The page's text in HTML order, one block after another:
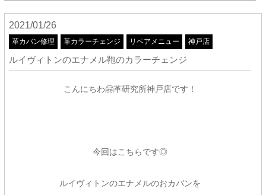
2021/01/26
革カバン修理 革カラーチェンジ リペアメニュー 神戸店
ルイヴィトンのエナメル鞄のカラーチェンジ
こんにちわ🤗革研究所神戸店です！
今回はこちらです◎
ルイヴィトンのエナメルのおカバンを